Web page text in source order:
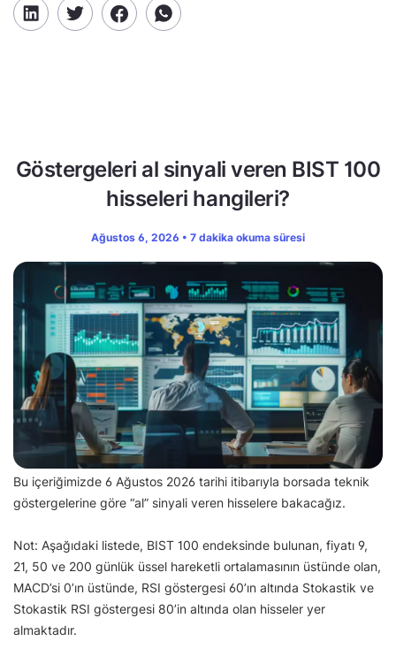
Göstergeleri al sinyali veren BIST 100
hisseleri hangileri?
Ağustos 6, 2026 • 7 dakika okuma süresi
Bu içeriğimizde 6 Ağustos 2026 tarihi itibarıyla borsada teknik
göstergelerine göre “al” sinyali veren hisselere bakacağız.
Not: Aşağıdaki listede, BIST 100 endeksinde bulunan, fiyatı 9,
21, 50 ve 200 günlük üssel hareketli ortalamasının üstünde olan,
MACD’si 0’ın üstünde, RSI göstergesi 60’ın altında Stokastik ve
Stokastik RSI göstergesi 80’in altında olan hisseler yer
almaktadır.